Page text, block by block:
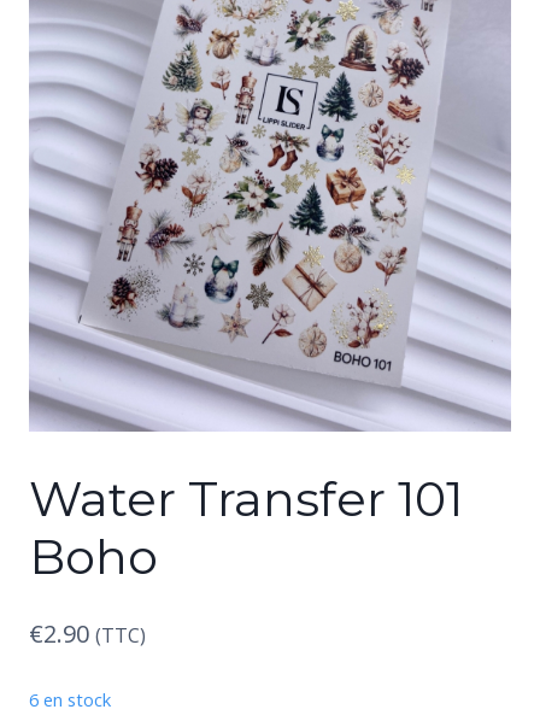
Water Transfer 101
Boho
€2.90 (TTC)
6 en stock